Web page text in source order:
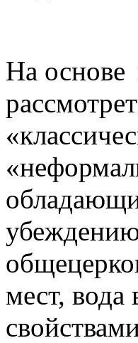
На основе
мест,